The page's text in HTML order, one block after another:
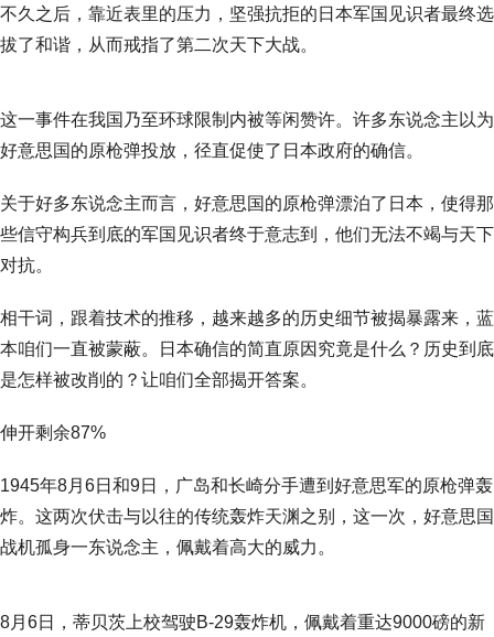
不久之后，靠近表里的压力，坚强抗拒的日本军国见识者最终选
拔了和谐，从而戒指了第二次天下大战。
这一事件在我国乃至环球限制内被等闲赞许。许多东说念主以为
好意思国的原枪弹投放，径直促使了日本政府的确信。
关于好多东说念主而言，好意思国的原枪弹漂泊了日本，使得那
些信守构兵到底的军国见识者终于意志到，他们无法不竭与天下
对抗。
相干词，跟着技术的推移，越来越多的历史细节被揭暴露来，蓝
本咱们一直被蒙蔽。日本确信的简直原因究竟是什么？历史到底
是怎样被改削的？让咱们全部揭开答案。
伸开剩余87%
1945年8月6日和9日，广岛和长崎分手遭到好意思军的原枪弹轰
炸。这两次伏击与以往的传统轰炸天渊之别，这一次，好意思国
战机孤身一东说念主，佩戴着高大的威力。
8月6日，蒂贝茨上校驾驶B-29轰炸机，佩戴着重达9000磅的新